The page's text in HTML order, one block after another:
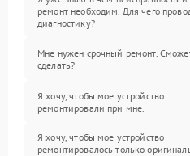
ремонт необходим. Для чего
диагностику?
Мне нужен срочный ремонт.
сделать?
Я хочу, чтобы мое устройство
ремонтировали при мне.
Я хочу, чтобы мое устройство
ремонтировалось только